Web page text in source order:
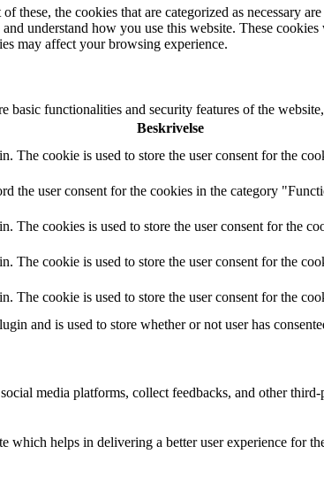
the cookies that are categorized as necessary
understand how you use this website. These
may affect your browsing experience.
basic functionalities and security features of the
Beskrivelse
The cookie is used to store the user consent for the
the user consent for the cookies in the category
The cookies is used to store the user consent for the
The cookie is used to store the user consent for the
The cookie is used to store the user consent for the
and is used to store whether or not user has
media platforms, collect feedbacks, and other third-
which helps in delivering a better user experience for